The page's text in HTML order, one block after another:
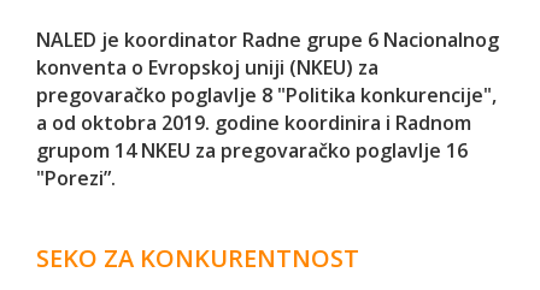
NALED je koordinator Radne grupe 6 Nacionalnog
konventa o Evropskoj uniji (NKEU) za
pregovaračko poglavlje 8 "Politika konkurencije",
a od oktobra 2019. godine koordinira i Radnom
grupom 14 NKEU za pregovaračko poglavlje 16
"Porezi”.
SEKO ZA KONKURENTNOST